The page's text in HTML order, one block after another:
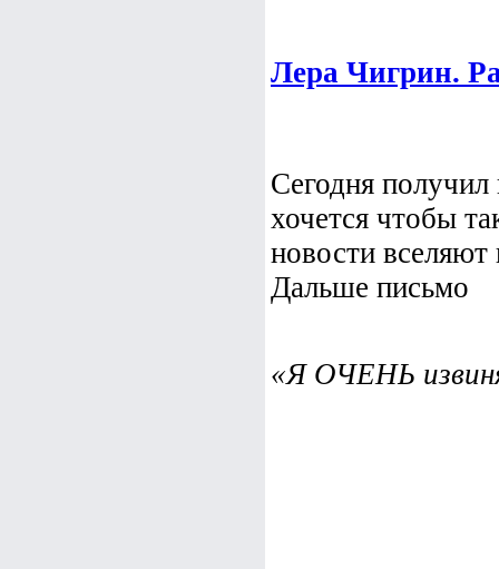
Лера Чигрин.
Сегодня
хочется чтобы
новости
Дальше письмо
«Я ОЧЕНЬ